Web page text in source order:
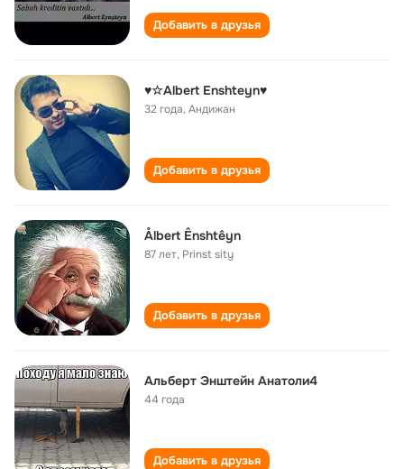
Добавить в друзья
♥☆Albert Enshteyn♥
32 года,Андижан
Добавить в друзья
Ålbert Ênshtêyn
87 лет, Prinst sity
Добавить в друзья
Альберт Энштейн Анатоли4
44 года
Добавить в друзья